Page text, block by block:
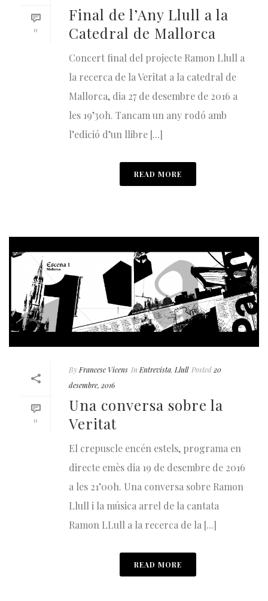
0
Final de l’Any Llull a la
Catedral de Mallorca
Concert final del projecte Ramon Llull a
la recerca de la Veritat a la catedral de
Mallorca, dia 27 de desembre de 2016 a
les 19’30h. Tancam un any rodó amb
l’edició d’un llibre [...]
READ MORE
0
By Francesc Vicens In Entrevista, Llull Posted 20
desembre, 2016
Una conversa sobre la
Veritat
El crepuscle encén estels, programa en
directe emès dia 19 de desembre de 2016
a les 21’00h. Una conversa sobre Ramon
Llull i la música arrel de la cantata
Ramon LLull a la recerca de la [...]
READ MORE